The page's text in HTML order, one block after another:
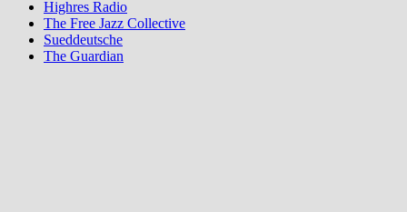
Highres Radio
The Free Jazz Collective
Sueddeutsche
The Guardian